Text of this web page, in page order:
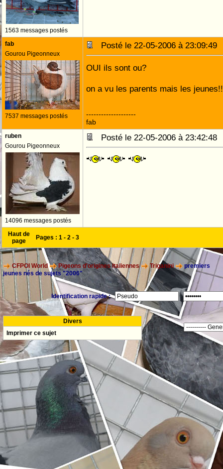
1563 messages postés
fab
Gourou Pigeonneux
7537 messages postés
Posté le 22-05-2006 à
OUI ils sont ou?
on a vu les parents mais les jeunes!!
--------------------
fab
ruben
Gourou Pigeonneux
14096 messages postés
Posté le 22-05-2006 à
Haut de
page
Pages : 1 - 2 - 3
CFPOI World Pigeons d'origines Italiennes Triganini
premiers
jeunes nés de sujets "2006"
Identification rapide :
Divers
Imprimer ce sujet